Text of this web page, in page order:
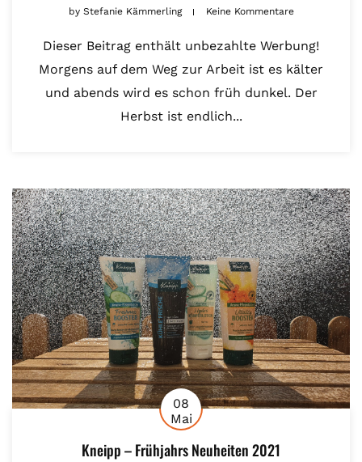
byStefanie Kämmerling Keine Kommentare
Dieser Beitrag enthält unbezahlte Werbung!
Morgens auf dem Weg zur Arbeit ist es kälter
und abends wird es schon früh dunkel. Der
Herbst ist endlich...
08
Mai
Kneipp – Frühjahrs Neuheiten 2021